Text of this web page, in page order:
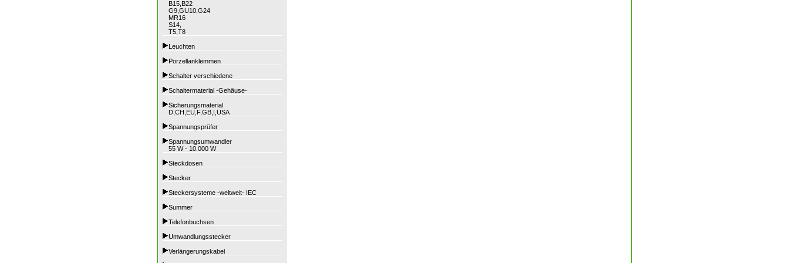
B15,B22
G9,GU10,G24
MR16
S14,
T5,T8
Leuchten
Porzellanklemmen
Schalter verschiedene
Schaltermaterial -Gehäuse-
Sicherungsmaterial
D,CH,EU,F,GB,I,USA
Spannungsprüfer
Spannungsumwandler
55 W - 10.000 W
Steckdosen
Stecker
Steckersysteme -weltweit- IEC
Summer
Telefonbuchsen
Umwandlungsstecker
Verlängerungskabel